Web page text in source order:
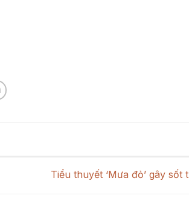
Tiểu thuyết ‘Mưa đỏ’ gây sốt